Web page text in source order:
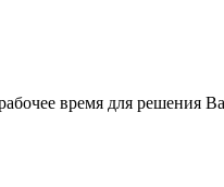
время для решения